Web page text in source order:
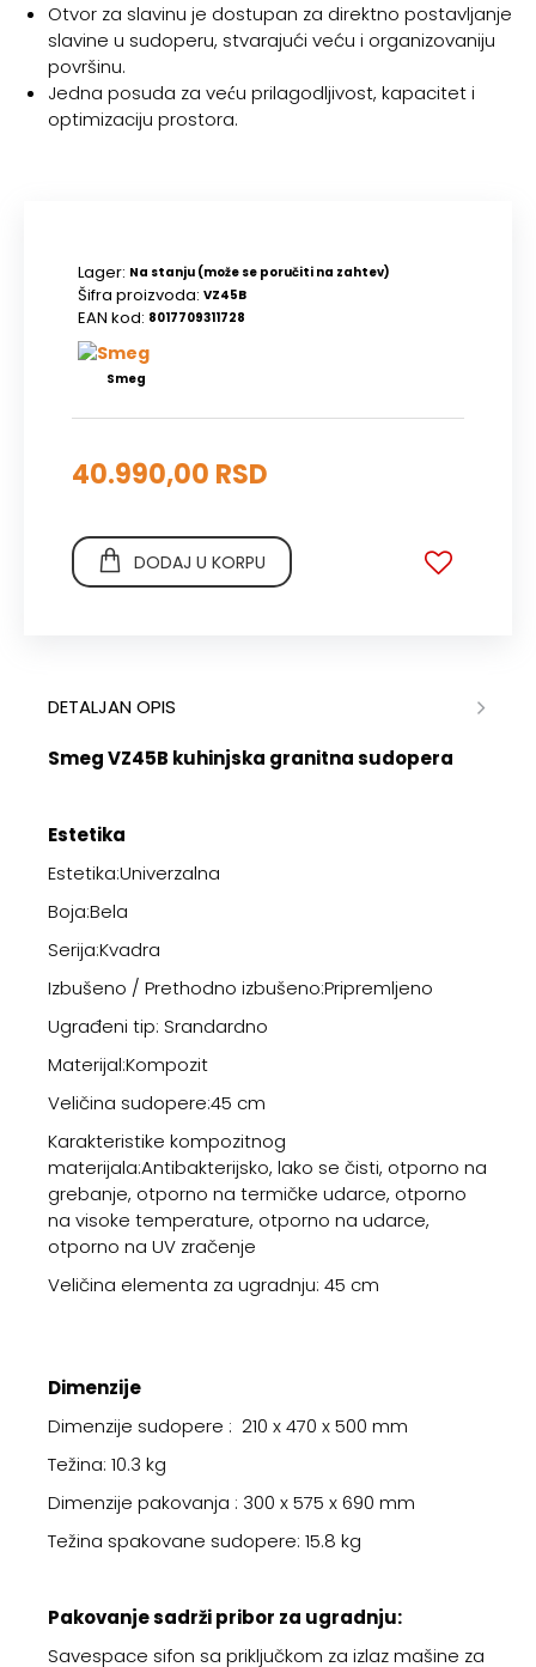
Otvor za slavinu je dostupan za direktno postavljanje
slavine u sudoperu, stvarajući veću i organizovaniju
površinu.
Jedna posuda za veću prilagodljivost, kapacitet i
optimizaciju prostora.
Lager: Na stanju (može se poručiti na zahtev)
Šifra proizvoda: VZ45B
EAN kod: 8017709311728
Smeg
40.990,00 RSD
DODAJ U KORPU
DETALJAN OPIS
Smeg VZ45B kuhinjska granitna sudopera
Estetika
Estetika:Univerzalna
Boja:Bela
Serija:Kvadra
Izbušeno / Prethodno izbušeno:Pripremljeno
Ugrađeni tip: Srandardno
Materijal:Kompozit
Veličina sudopere:45 cm
Karakteristike kompozitnog
materijala:Antibakterijsko, lako se čisti, otporno na
grebanje, otporno na termičke udarce, otporno
na visoke temperature, otporno na udarce,
otporno na UV zračenje
Veličina elementa za ugradnju: 45 cm
Dimenzije
Dimenzije sudopere : 210 x 470 x 500 mm
Težina: 10.3 kg
Dimenzije pakovanja : 300 x 575 x 690 mm
Težina spakovane sudopere: 15.8 kg
Pakovanje sadrži pribor za ugradnju:
Savespace sifon sa priključkom za izlaz mašine za